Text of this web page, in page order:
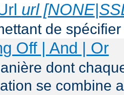
url
de
Off | And | Or
dont
se combine